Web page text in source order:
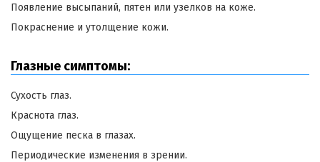
Появление высыпаний, пятен или узелков на коже.
Покраснение и утолщение кожи.
Глазные симптомы:
Сухость глаз.
Краснота глаз.
Ощущение песка в глазах.
Периодические изменения в зрении.